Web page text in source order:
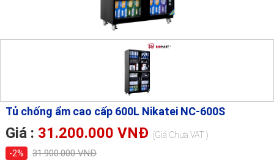
Tủ chống ẩm cao cấp 600L Nikatei NC-600S
Giá : 31.200.000 VNĐ (Giá Chưa VAT )
-2%
31.900.000 VNĐ